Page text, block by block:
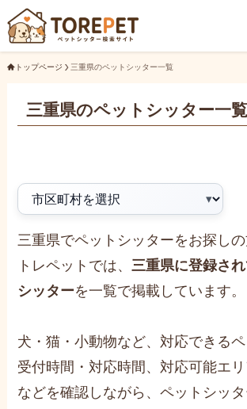
トップページ 三重県のペットシッター一覧
三重県のペットシッター一覧
三重県でペットシッターをお探しの
トレペットでは、三重県に登録さ
シッターを一覧で掲載しています。
犬・猫・小動物など、対応できる
受付時間・対応時間、対応可能エ
などを確認しながら、ペットシッ